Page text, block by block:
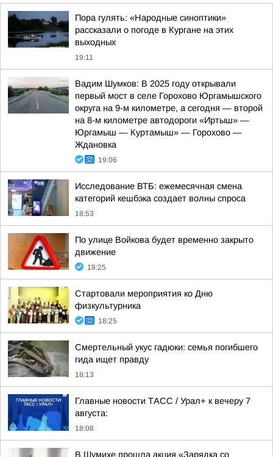
Пора гулять: «Народные синоптики»
рассказали о погоде в Кургане на этих
выходных
19:11
Вадим Шумков: В 2025 году открывали
первый мост в селе Горохово Юргамышского
округа на 9-м километре, а сегодня — второй
на 8-м километре автодороги «Иртыш» —
Юргамыш — Куртамыш» — Горохово —
Ждановка
19:06
Исследование ВТБ: ежемесячная смена
категорий кешбэка создает волны спроса
18:53
По улице Войкова будет временно закрыто
движение
18:25
Стартовали мероприятия ко Дню
физкультурника
18:25
Смертельный укус гадюки: семья погибшего
гида ищет правду
18:13
Главные новости ТАСС / Урал+ к вечеру 7
августа:
18:08
В Шумихе прошла акция «Зарядка со